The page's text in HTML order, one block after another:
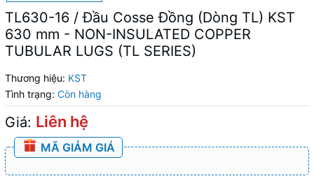
TL630-16 / Đầu Cosse Đồng (Dòng TL) KST
630 mm - NON-INSULATED COPPER
TUBULAR LUGS (TL SERIES)
Thương hiệu: KST
Tình trạng: Còn hàng
Giá: Liên hệ
MÃ GIẢM GIÁ